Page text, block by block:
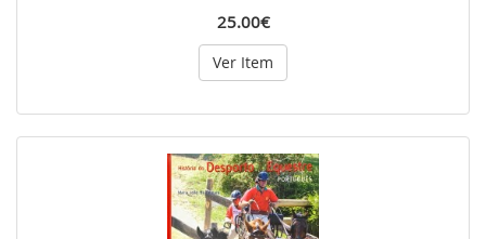
25.00€
Ver Item